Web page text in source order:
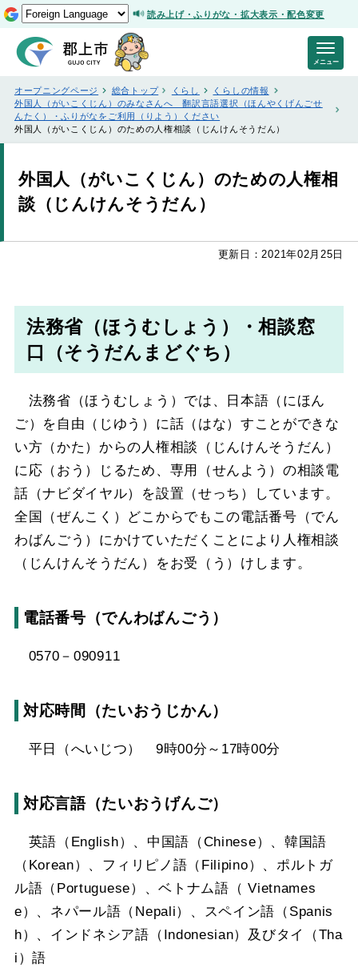
読み上げ・ふりがな・拡大表示・配色変更
オープニングページ 総合トップ くらし
くらしの情報
外国人（がいこくじん）のみなさんへ 翻訳言語選択（ほんやくげんごせ
んたく）・ふりがなをご利用（りよう）ください
外国人（がいこくじん）のための人権相談（じんけんそうだん）
外国人（がいこくじん）のための人権相
談（じんけんそうだん）
更新日：2021年02月25日
法務省（ほうむしょう）・相談窓
口（そうだんまどぐち）
法務省（ほうむしょう）では、日本語（にほん
ご）を自由（じゆう）に話（はな）すことができな
い方（かた）からの人権相談（じんけんそうだん）
に応（おう）じるため、専用（せんよう）の相談電
話（ナビダイヤル）を設置（せっち）しています。
全国（ぜんこく）どこからでもこの電話番号（でん
わばんごう）にかけていただくことにより人権相談
（じんけんそうだん）をお受（う）けします。
電話番号（でんわばんごう）
0570－090911
対応時間（たいおうじかん）
平日（へいじつ） 9時00分～17時00分
対応言語（たいおうげんご）
英語（English）、中国語（Chinese）、韓国語
（Korean）、フィリピノ語（Filipino）、ポルトガ
ル語（Portuguese）、ベトナム語（ Vietnames
e）、ネパール語（Nepali）、スペイン語（Spanis
h）、インドネシア語（Indonesian）及びタイ（Tha
i）語
メニュー